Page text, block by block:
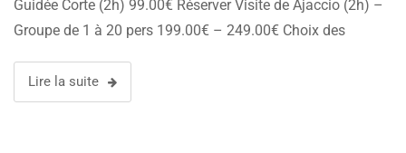
Guidée Corte (2h) 99.00€ Réserver Visite de Ajaccio (2h) –
Groupe de 1 à 20 pers 199.00€ – 249.00€ Choix des
Lire la suite